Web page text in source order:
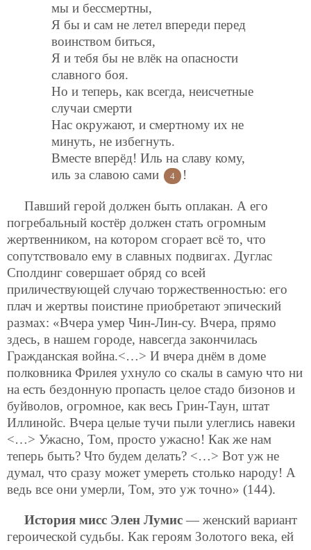
мы и бессмертны,
Я бы и сам не летел впереди перед
воинством биться,
Я и тебя бы не влёк на опасности
славного боя.
Но и теперь, как всегда, неисчетные
случаи смерти
Нас окружают, и смертному их не
минуть, не избегнуть.
Вместе вперёд! Иль на славу кому,
иль за славою сами
4 !
Павший герой должен быть оплакан. А его
погребальный костёр должен стать огромным
жертвенником, на котором сгорает всё то, что
сопутствовало ему в славных подвигах. Дуглас
Сполдинг совершает обряд со всей
приличествующей случаю торжественностью: его
плач и жертвы поистине приобретают эпический
размах: «Вчера умер Чин-Лин-су. Вчера, прямо
здесь, в нашем городе, навсегда закончилась
Гражданская война.<…> И вчера днём в доме
полковника Фрилея ухнуло со скалы в самую что ни
на есть бездонную пропасть целое стадо бизонов и
буйволов, огромное, как весь Грин-Таун, штат
Иллинойс. Вчера целые тучи пыли улеглись навеки
<…> Ужасно, Том, просто ужасно! Как же нам
теперь быть? Что будем делать? <…> Вот уж не
думал, что сразу может умереть столько народу! А
ведь все они умерли, Том, это уж точно» (144).
История мисс Элен Лумис — женский вариант
героической судьбы. Как героям Золотого века, ей